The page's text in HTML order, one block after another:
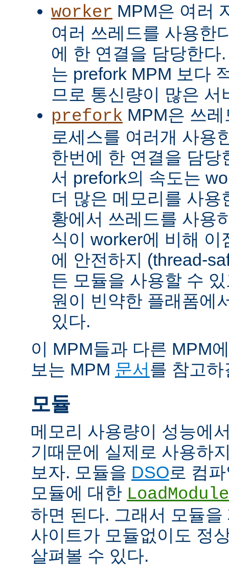
worker MPM은 여러
여러 쓰레드를 사용한
에 한 연결을 담당한다
는 prefork MPM 보다
므로 통신량이 많은 서
prefork MPM은 쓰
로세스를 여러개 사용
한번에 한 연결을 담당
서 prefork의 속도는
더 많은 메모리를 사
황에서 쓰레드를 사용
식이 worker에 비해 이
에 안전하지 (thread-
든 모듈을 사용할 수
원이 빈약한 플래폼에
있다.
이 MPM들과 다른 MPM
보는 MPM 문서를 참고
모듈
메모리 사용량이 성능에
기때문에 실제로 사용하
보자. 모듈을 DSO로 컴
모듈에 대한 LoadModule
하면 된다. 그래서 모듈
사이트가 모듈없이도 정
살펴볼 수 있다.